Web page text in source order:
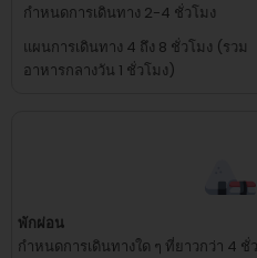
กำหนดการเดินทาง 2-4 ชั่วโมง
แผนการเดินทาง 4 ถึง 8 ชั่วโมง (รวม
อาหารกลางวัน 1 ชั่วโมง)
พักผ่อน
กำหนดการเดินทางใด ๆ ที่ยาวกว่า 4